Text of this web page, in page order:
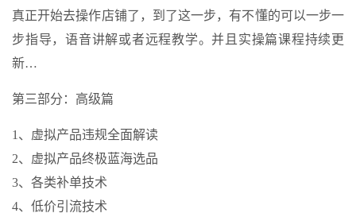
真正开始去操作店铺了，到了这一步，有不懂的可以一步一
步指导，语音讲解或者远程教学。并且实操篇课程持续更
新…
第三部分：高级篇
1、虚拟产品违规全面解读
2、虚拟产品终极蓝海选品
3、各类补单技术
4、低价引流技术